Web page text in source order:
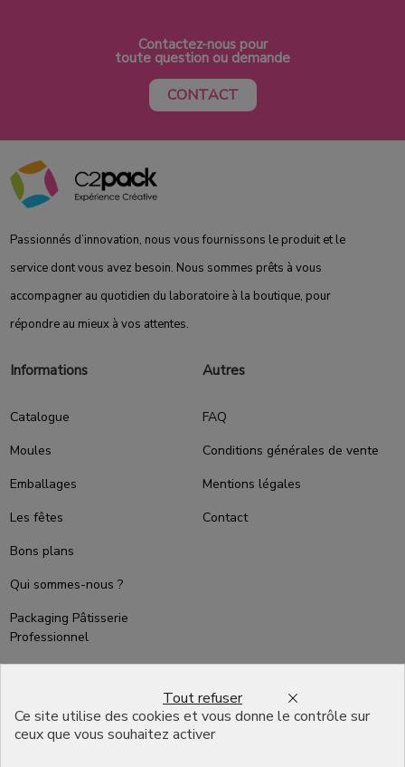
Contactez-nous pour
toute question ou demande
CONTACT
Passionnés d’innovation, nous vous fournissons le produit et le
service dont vous avez besoin. Nous sommes prêts à vous
accompagner au quotidien du laboratoire à la boutique, pour
répondre au mieux à vos attentes.
Informations
Catalogue
Moules
Emballages
Les fêtes
Bons plans
Qui sommes-nous ?
Packaging Pâtisserie
Professionnel
Emballage pour Chocolatier
English
Autres
FAQ
Conditions générales de vente
Mentions légales
Contact
Ce site utilise des cookies et vous donne le contrôle sur
ceux que vous souhaitez activer
Tout refuser